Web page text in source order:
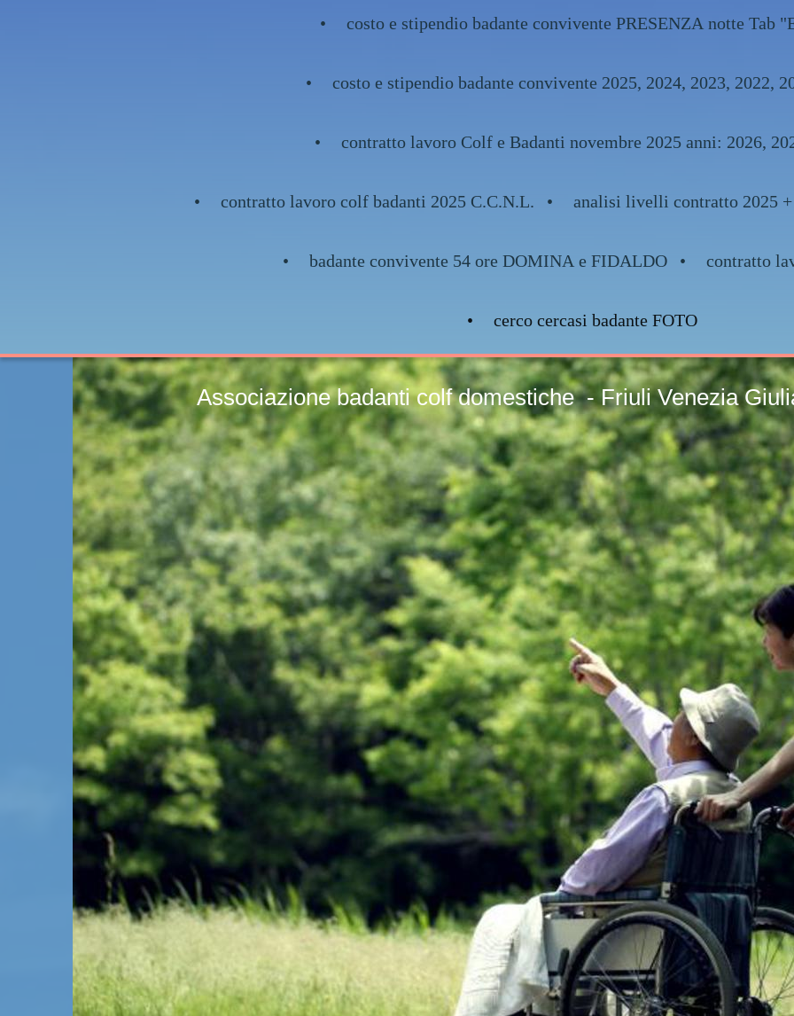
costo e stipendio badante convivente PRESENZA notte Tab
costo e stipendio badante convivente 2025, 2024,
contratto lavoro Colf e Badanti novembre 2025 anni:
contratto lavoro colf badanti 2025 C.C.N.L. analisi livelli contratto 2025
badante convivente 54 ore DOMINA e FIDALDO contratto
cerco cercasi badante FOTO
Associazione badanti colf domestiche